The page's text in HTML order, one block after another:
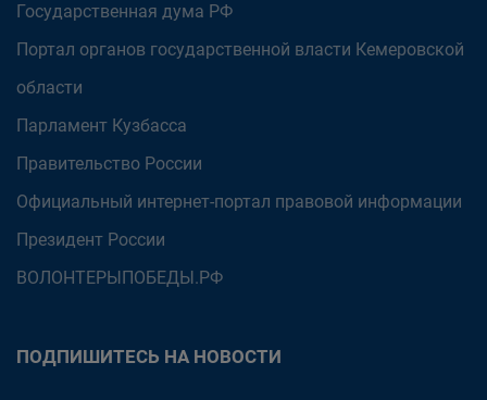
Государственная дума РФ
Портал органов государственной власти Кемеровской
области
Парламент Кузбасса
Правительство России
Официальный интернет-портал правовой информации
Президент России
ВОЛОНТЕРЫПОБЕДЫ.РФ
ПОДПИШИТЕСЬ НА НОВОСТИ